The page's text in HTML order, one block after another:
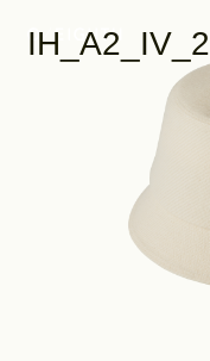
IH_A2_IV_2